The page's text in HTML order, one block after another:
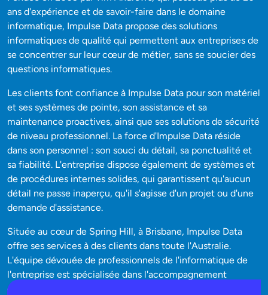
ans d'expérience et de savoir-faire dans le domaine
informatique, Impulse Data propose des solutions
informatiques de qualité qui permettent aux entreprises de
se concentrer sur leur cœur de métier, sans se soucier des
questions informatiques.
Les clients font confiance à Impulse Data pour son matériel
et ses systèmes de pointe, son assistance et sa
maintenance proactives, ainsi que ses solutions de sécurité
de niveau professionnel. La force d'Impulse Data réside
dans son personnel : son souci du détail, sa ponctualité et
sa fiabilité. L'entreprise dispose également de systèmes et
de procédures internes solides, qui garantissent qu'aucun
détail ne passe inaperçu, qu'il s'agisse d'un projet ou d'une
demande d'assistance.
Située au cœur de Spring Hill, à Brisbane, Impulse Data
offre ses services à des clients dans toute l'Australie.
L'équipe dévouée de professionnels de l'informatique de
l'entreprise est spécialisée dans l'accompagnement
d'entreprises issues de divers secteurs, notamment le droit,